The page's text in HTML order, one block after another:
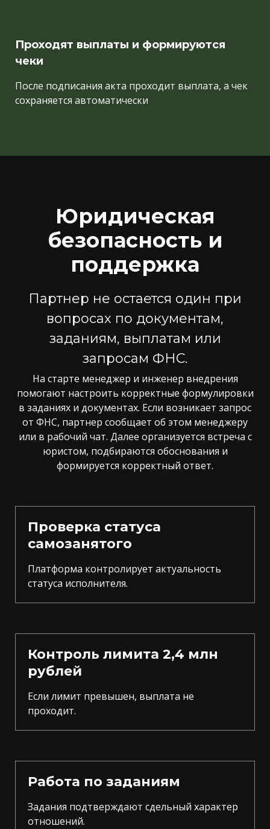
Проходят выплаты и формируются
чеки
После подписания акта проходит выплата, а чек
сохраняется автоматически
Юридическая
безопасность и
поддержка
Партнер не остается один при
вопросах по документам,
заданиям, выплатам или
запросам ФНС.
На старте менеджер и инженер внедрения
помогают настроить корректные формулировки
в заданиях и документах. Если возникает запрос
от ФНС, партнер сообщает об этом менеджеру
или в рабочий чат. Далее организуется встреча с
юристом, подбираются обоснования и
формируется корректный ответ.
Проверка статуса
самозанятого
Платформа контролирует актуальность
статуса исполнителя.
Контроль лимита 2,4 млн
рублей
Если лимит превышен, выплата не
проходит.
Работа по заданиям
Задания подтверждают сдельный характер
отношений.